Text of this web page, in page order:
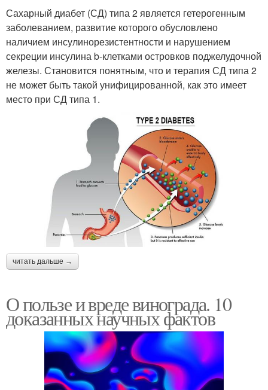
Сахарный диабет (СД) типа 2 является гетерогенным
заболеванием, развитие которого обусловлено
наличием инсулинорезистентности и нарушением
секреции инсулина b-клетками островков поджелудочной
железы. Становится понятным, что и терапия СД типа 2
не может быть такой унифицированной, как это имеет
место при СД типа 1.
читать дальше →
О пользе и вреде винограда. 10
доказанных научных фактов